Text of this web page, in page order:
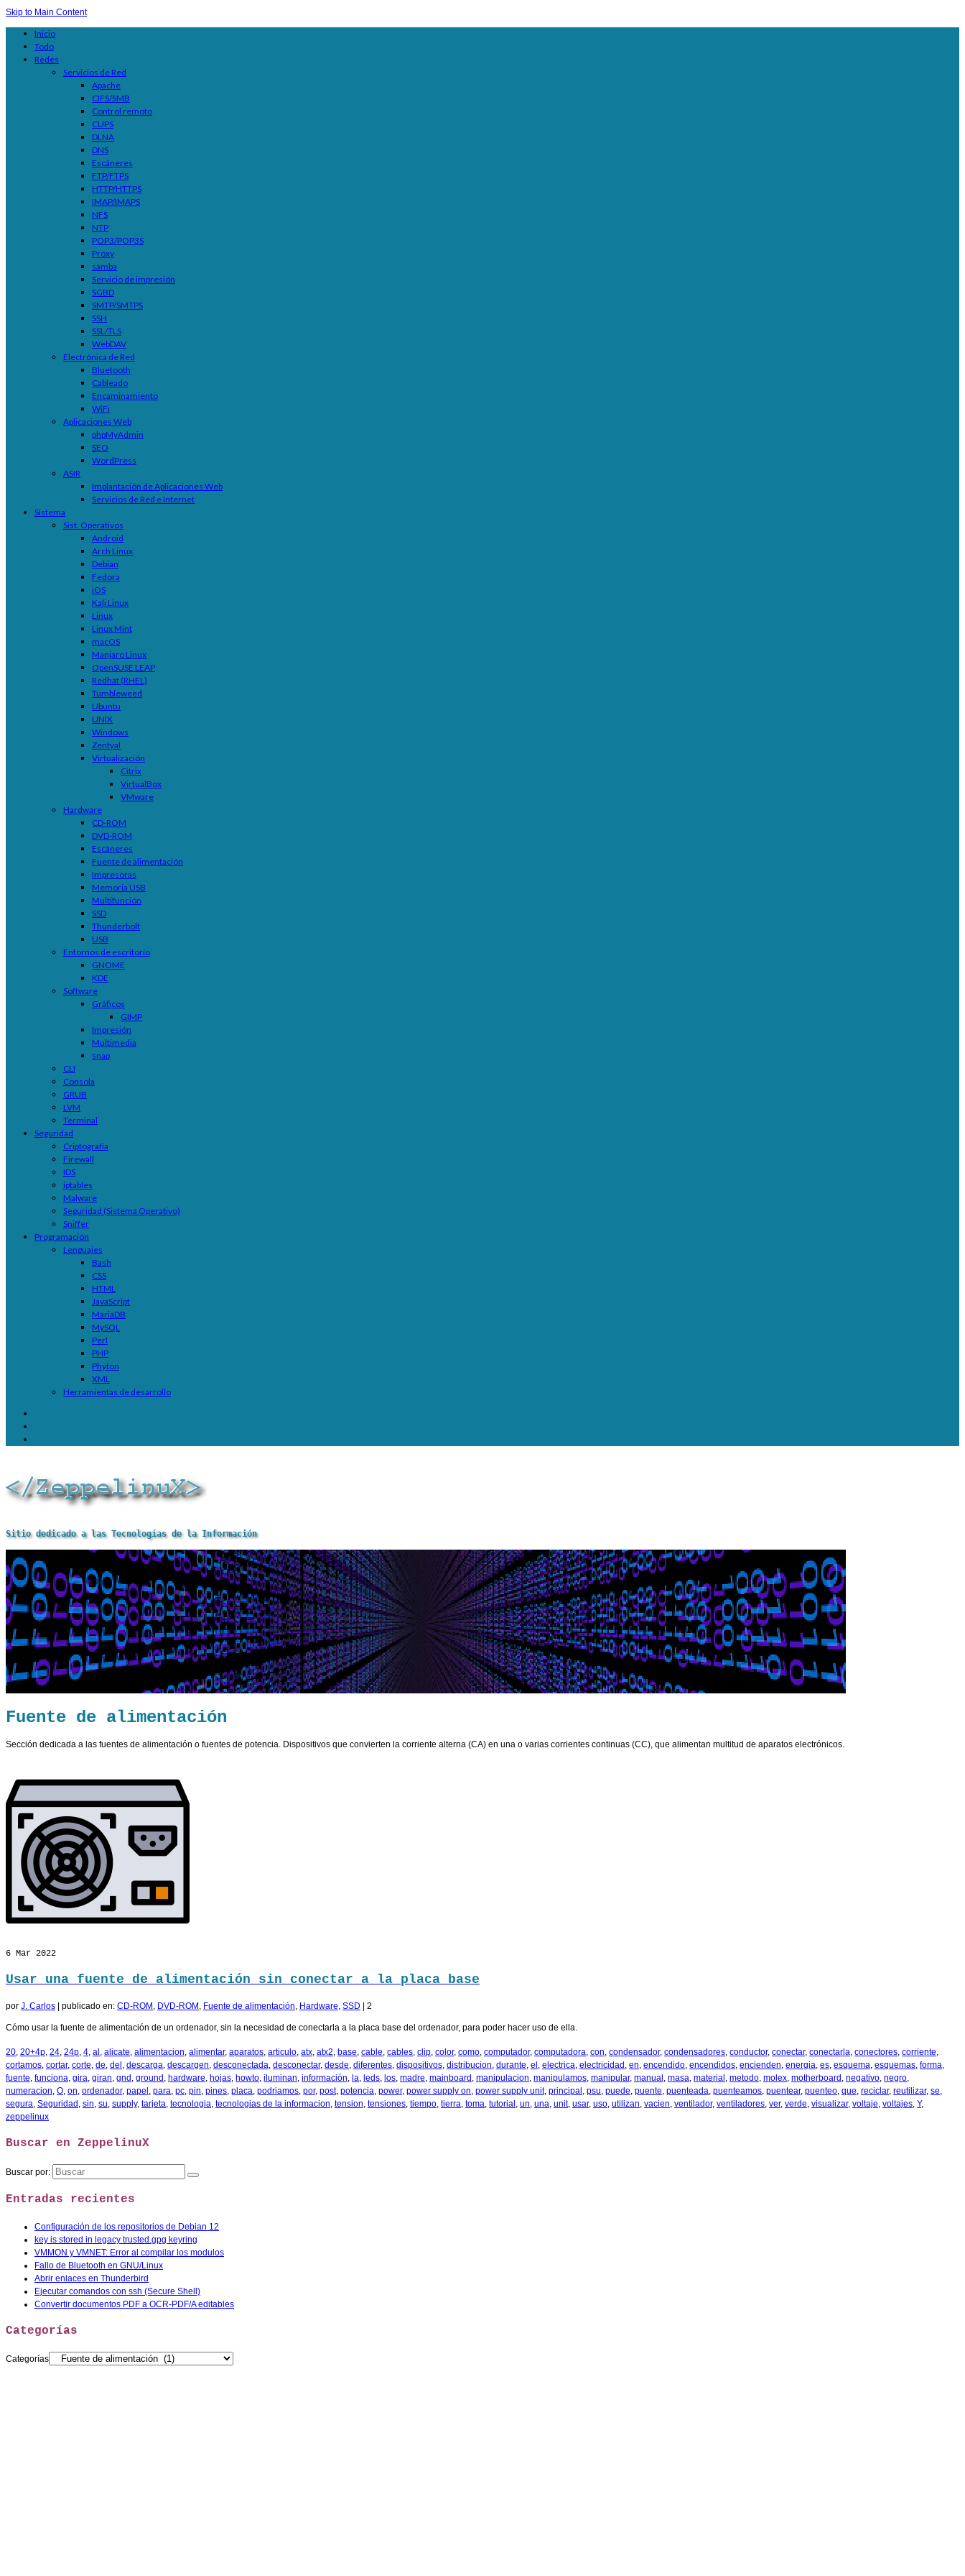
Skip to Main Content
Inicio
Todo
Redes
Servicios de Red
Apache
CIFS/SMB
Control remoto
CUPS
DLNA
DNS
Escáneres
FTP/FTPS
HTTP/HTTPS
IMAP/IMAPS
NFS
NTP
POP3/POP3S
Proxy
samba
Servicio de impresión
SGBD
SMTP/SMTPS
SSH
SSL/TLS
WebDAV
Electrónica de Red
Bluetooth
Cableado
Encaminamiento
WiFi
Aplicaciones Web
phpMyAdmin
SEO
WordPress
ASIR
Implantación de Aplicaciones Web
Servicios de Red e Internet
Sistema
Sist. Operativos
Android
Arch Linux
Debian
Fedora
iOS
Kali Linux
Linux
Linux Mint
macOS
Manjaro Linux
OpenSUSE LEAP
Redhat (RHEL)
Tumbleweed
Ubuntu
UNIX
Windows
Zentyal
Virtualización
Citrix
VirtualBox
VMware
Hardware
CD-ROM
DVD-ROM
Escáneres
Fuente de alimentación
Impresoras
Memoria USB
Multifunción
SSD
Thunderbolt
USB
Entornos de escritorio
GNOME
KDE
Software
Gráficos
GIMP
Impresión
Multimedia
snap
CLI
Consola
GRUB
LVM
Terminal
Seguridad
Criptografía
Firewall
IDS
iptables
Malware
Seguridad (Sistema Operativo)
Sniffer
Programación
Lenguajes
Bash
CSS
HTML
JavaScript
MariaDB
MySQL
Perl
PHP
Phyton
XML
Herramientas de desarrollo
Sitio dedicado a las Tecnologías de la Información
Fuente de alimentación
Sección dedicada a las fuentes de alimentación o fuentes de potencia. Dispositivos que convierten la corriente alterna (CA) en una o varias corrientes continuas (CC), que alimentan multitud de aparatos electrónicos.
6 Mar 2022
Usar una fuente de alimentación sin conectar a la placa base
por J. Carlos publicado en: CD-ROM , DVD-ROM , Fuente de alimentación, Hardware, SSD 2
Cómo usar la fuente de alimentación de un ordenador, sin la necesidad de conectarla a la placa base del ordenador, para poder hacer uso de ella.
20, 20+4p, 24, 24p, 4, al , alicate, alimentacion, alimentar, aparatos, articulo, atx, atx2, base, cable, cables, clip, color, como, computador, computadora, con, condensador, condensadores, conductor, conectar, conectarla, conectores, corriente,
cortamos, cortar, corte, de, del , descarga, descargen, desconectada, desconectar, desde, diferentes, dispositivos, distribucion, durante, el , electrica, electricidad , en, encendido, encendidos, encienden, energia, es, esquema, esquemas, forma,
fuente, funciona, gira, giran, gnd , ground , hardware, hojas, howto, iluminan, información, la, leds, los, madre, mainboard , manipulacion, manipulamos, manipular, manual , masa, material , metodo, molex, motherboard , negativo, negro,
numeracion, O, on, ordenador, papel , para, pc, pin, pines, placa, podriamos, por, post, potencia, power, power supply on, power supply unit, principal , psu, puede, puente, puenteada, puenteamos, puentear, puenteo, que, reciclar, reutilizar, se,
segura, Seguridad , sin, su, supply, tarjeta, tecnologia, tecnologias de la informacion, tension, tensiones, tiempo, tierra, toma, tutorial , un, una, unit, usar, uso, utilizan, vacien, ventilador, ventiladores, ver, verde, visualizar, voltaje, voltajes, Y,
zeppelinux
Buscar en ZeppelinuX
Buscar por:
Entradas recientes
Configuración de los repositorios de Debian 12
key is stored in legacy trusted.gpg keyring
VMMON y VMNET: Error al compilar los modulos
Fallo de Bluetooth en GNU/Linux
Abrir enlaces en Thunderbird
Ejecutar comandos con ssh (Secure Shell)
Convertir documentos PDF a OCR-PDF/A editables
Categorías
Categorías